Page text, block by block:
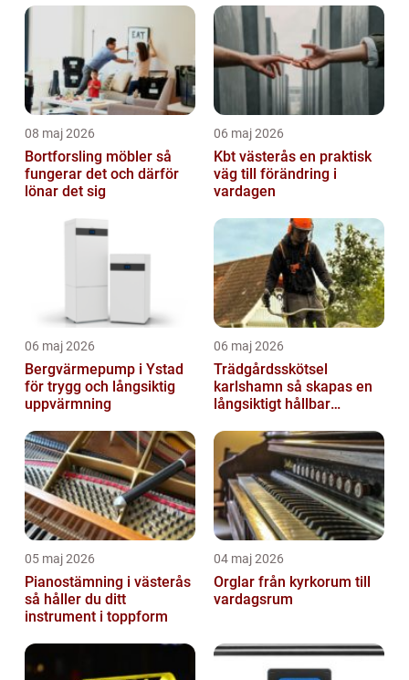
08 maj 2026
Bortforsling möbler så
fungerar det och därför
lönar det sig
06 maj 2026
Kbt västerås en praktisk
väg till förändring i
vardagen
06 maj 2026
Bergvärmepump i Ystad
för trygg och långsiktig
uppvärmning
06 maj 2026
Trädgårdsskötsel
karlshamn så skapas en
långsiktigt hållbar
05 maj 2026
Pianostämning i västerås
så håller du ditt
instrument i toppform
04 maj 2026
Orglar från kyrkorum till
vardagsrum